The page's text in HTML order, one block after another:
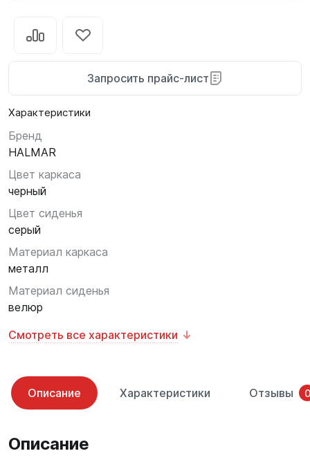
Характеристики
Бренд
HALMAR
Цвет каркаса
черный
Цвет сиденья
серый
Материал каркаса
металл
Материал сиденья
велюр
Смотреть все характеристики
Запросить прайс-лист
Описание Характеристики Отзывы 0
Описание